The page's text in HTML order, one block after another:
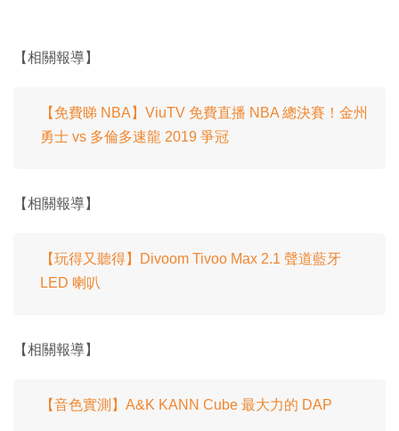
【相關報導】
【免費睇 NBA】ViuTV 免費直播 NBA 總決賽！金州
勇士 vs 多倫多速龍 2019 爭冠
【相關報導】
【玩得又聽得】Divoom Tivoo Max 2.1 聲道藍牙
LED 喇叭
【相關報導】
【音色實測】A&K KANN Cube 最大力的 DAP